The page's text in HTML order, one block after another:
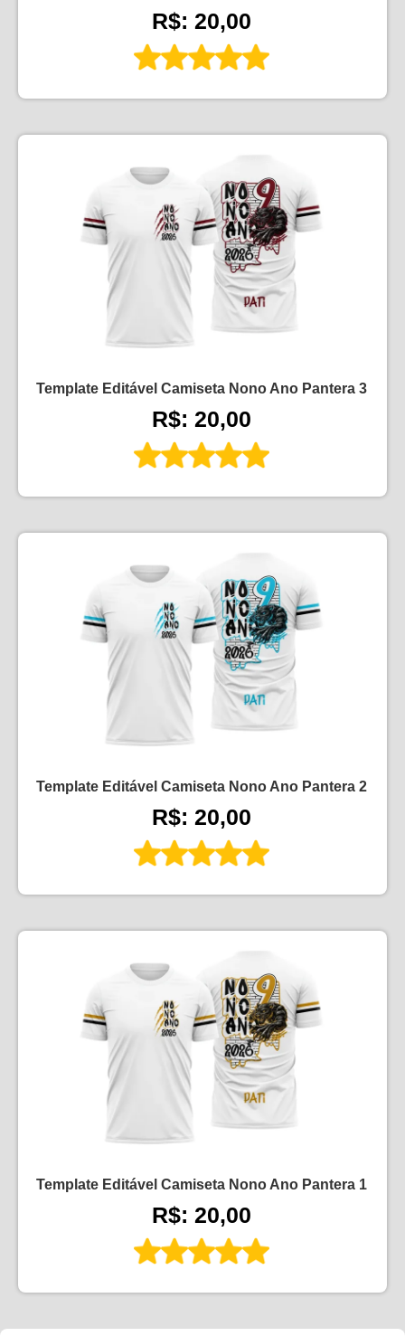
R$: 20,00
Template Editável Camiseta Nono Ano Pantera 3
R$: 20,00
Template Editável Camiseta Nono Ano Pantera 2
R$: 20,00
Template Editável Camiseta Nono Ano Pantera 1
R$: 20,00